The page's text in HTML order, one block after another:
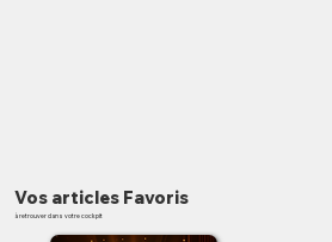
Vos articles Favoris
à retrouver dans votre cockpit